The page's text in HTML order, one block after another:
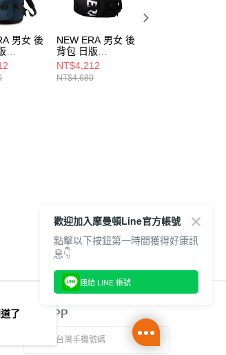
男女 後
PACK
NEW ERA 男女 後
背包 日版
CARRIER PACK
NE NE12141258
NT$4,212
NT$4,680
官方APP
了
歡迎加入摩曼頓Line官方帳號
點擊以下按鈕第一時間獲得好康訊
息👇
連結 LINE 帳號